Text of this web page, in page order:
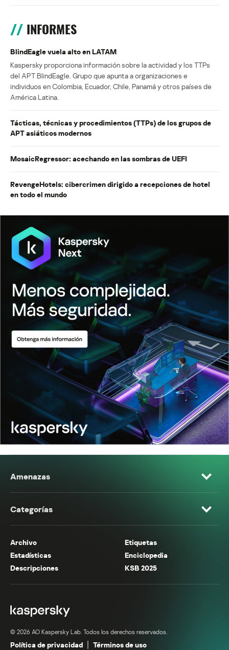
INFORMES
BlindEagle vuela alto en LATAM
Kaspersky proporciona información sobre la actividad y los TTPs
del APT BlindEagle. Grupo que apunta a organizaciones e
individuos en Colombia, Ecuador, Chile, Panamá y otros países de
América Latina.
Tácticas, técnicas y procedimientos (TTPs) de los grupos de
APT asiáticos modernos
MosaicRegressor: acechando en las sombras de UEFI
RevengeHotels: cibercrimen dirigido a recepciones de hotel
en todo el mundo
Amenazas
Categorías
Archivo
Etiquetas
Estadísticas
Enciclopedia
Descripciones
KSB 2025
© 2026 AO Kaspersky Lab. Todos los derechos reservados.
Política de privacidad Términos de uso